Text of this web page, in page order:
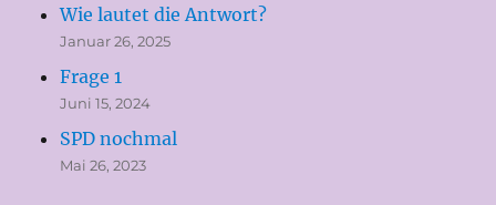
Wie lautet die Antwort?
Januar 26, 2025
Frage 1
Juni 15, 2024
SPD nochmal
Mai 26, 2023